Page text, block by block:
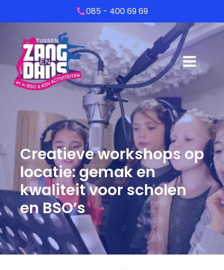
085 - 400 69 69
Creatieve workshops op
locatie: gemak en
kwaliteit voor scholen
en BSO’s